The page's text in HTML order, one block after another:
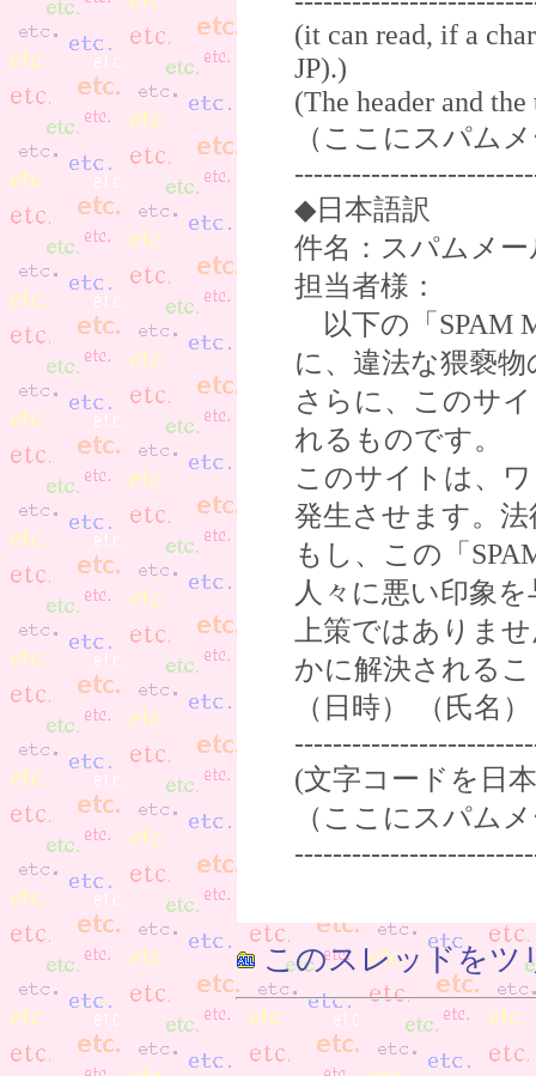
(it can read, if a
JP).)
(The header and
（ここにスパム
◆日本語訳
件名：スパムメ
担当者様：
以下の「SPAM
に、違法な猥褻
さらに、このサ
れるものです。
このサイトは、
発生させます。
もし、この「
人々に悪い印象
上策ではありま
かに解決される
（日時） （氏名）
(文字コードを日
（ここにスパム
このスレッドをツ